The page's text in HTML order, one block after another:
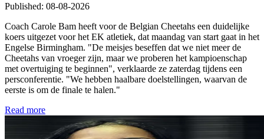
Published: 08-08-2026
Coach Carole Bam heeft voor de Belgian Cheetahs een duidelijke
koers uitgezet voor het EK atletiek, dat maandag van start gaat in het
Engelse Birmingham. "De meisjes beseffen dat we niet meer de
Cheetahs van vroeger zijn, maar we proberen het kampioenschap
met overtuiging te beginnen", verklaarde ze zaterdag tijdens een
persconferentie. "We hebben haalbare doelstellingen, waarvan de
eerste is om de finale te halen."
Read more